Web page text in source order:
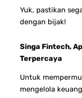
Yuk, pastikan
dengan bijak!
Singa Fintech,
Terpercaya
Untuk
mengelola